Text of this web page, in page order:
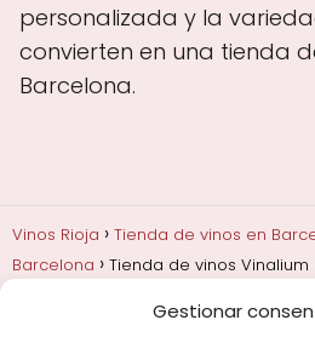
Gestionar
personalizada y la
convierten en una tienda
Barcelona.
Vinos Rioja Tienda de vinos en
Barcelona
Tienda de vinos
Añadas, crianza y guarda